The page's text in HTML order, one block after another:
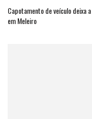
Capotamento de veículo deixa
em Meleiro